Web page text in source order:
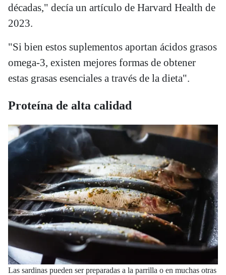
décadas," decía un artículo de Harvard Health de
2023.
"Si bien estos suplementos aportan ácidos grasos
omega-3, existen mejores formas de obtener
estas grasas esenciales a través de la dieta".
Proteína de alta calidad
Las sardinas pueden ser preparadas a la parrilla o en muchas otras